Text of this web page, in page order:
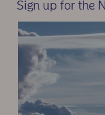
Sign up for the